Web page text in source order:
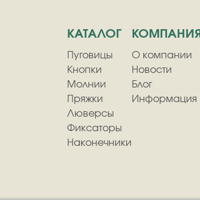
КАТАЛОГ
Пуговицы
Кнопки
Молнии
Пряжки
Люверсы
Фиксаторы
Наконечники
КОМПАНИЯ
О компании
Новости
Блог
Информация